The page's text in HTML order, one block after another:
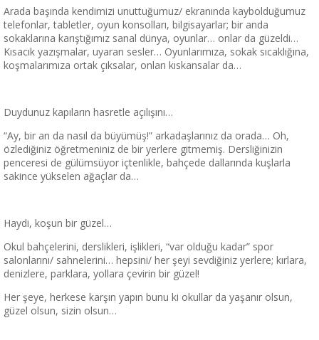
Arada başında kendimizi unuttuğumuz/ ekranında kaybolduğumuz
telefonlar, tabletler, oyun konsolları, bilgisayarlar; bir anda
sokaklarına karıştığımız sanal dünya, oyunlar… onlar da güzeldi…
Kısacık yazışmalar, uyaran sesler… Oyunlarımıza, sokak sıcaklığına,
koşmalarımıza ortak çıksalar, onları kıskansalar da…
Duydunuz kapıların hasretle açılışını…
“Ay, bir an da nasıl da büyümüş!” arkadaşlarınız da orada… Oh,
özlediğiniz öğretmeniniz de bir yerlere gitmemiş. Dersliğinizin
penceresi de gülümsüyor içtenlikle, bahçede dallarında kuşlarla
sakince yükselen ağaçlar da…
Haydi, koşun bir güzel…
Okul bahçelerini, derslikleri, işlikleri, “var olduğu kadar” spor
salonlarını/ sahnelerini… hepsini/ her şeyi sevdiğiniz yerlere; kırlara,
denizlere, parklara, yollara çevirin bir güzel!
Her şeye, herkese karşın yapın bunu ki okullar da yaşanır olsun,
güzel olsun, sizin olsun…